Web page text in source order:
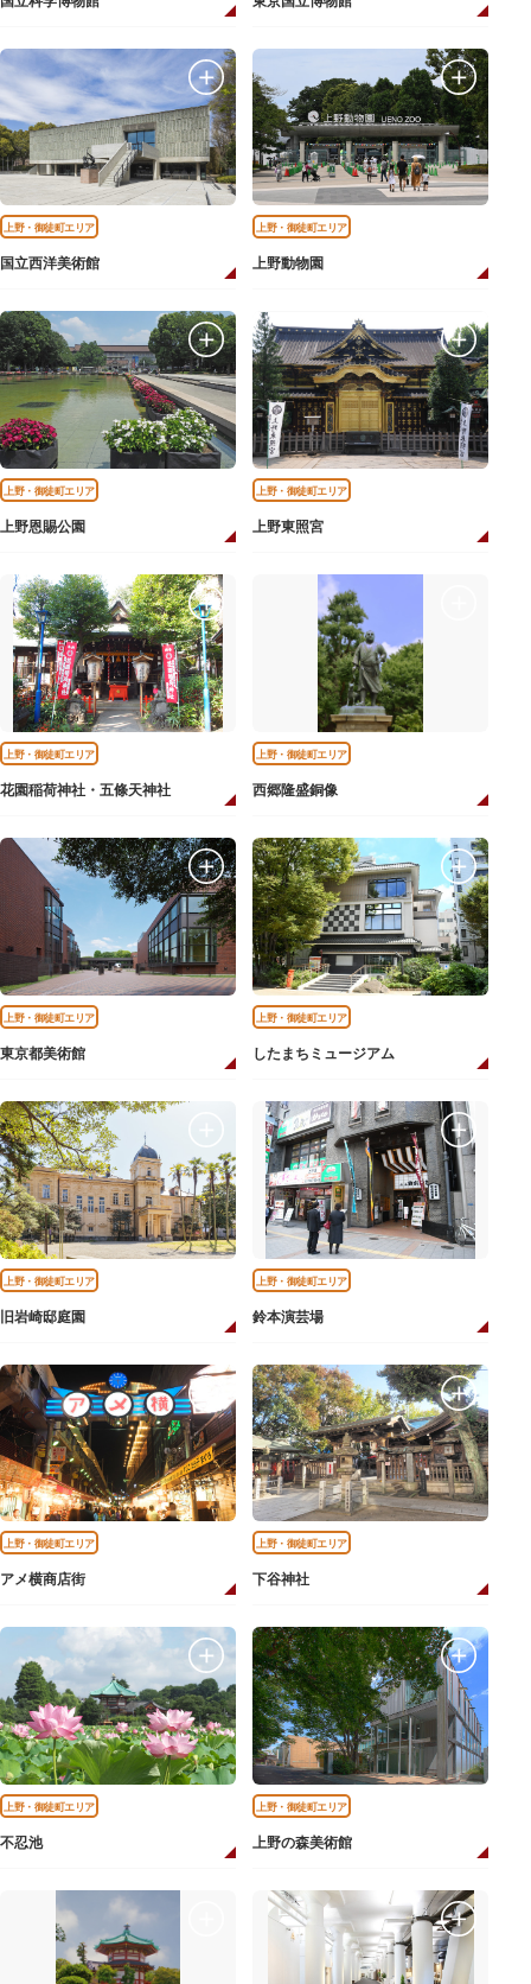
上野・御徒町エリア
国立西洋美術館
上野・御徒町エリア
上野動物園
上野・御徒町エリア
上野恩賜公園
上野・御徒町エリア
上野東照宮
上野・御徒町エリア
花園稲荷神社・五條天神社
上野・御徒町エリア
西郷隆盛銅像
上野・御徒町エリア
東京都美術館
上野・御徒町エリア
したまちミュージアム
上野・御徒町エリア
旧岩崎邸庭園
上野・御徒町エリア
鈴本演芸場
上野・御徒町エリア
アメ横商店街
上野・御徒町エリア
下谷神社
上野・御徒町エリア
不忍池
上野・御徒町エリア
上野の森美術館